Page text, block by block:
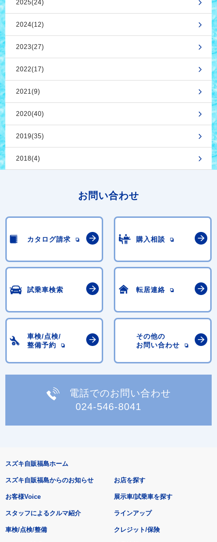
2025(24)
2024(12)
2023(27)
2022(17)
2021(9)
2020(40)
2019(35)
2018(4)
お問い合わせ
カタログ請求 購入相談
試乗車検索 転居連絡
車検/点検/
整備予約
その他の
お問い合わせ
電話でのお問い合わせ
024-546-8041
スズキ自販福島ホーム
スズキ自販福島からのお知らせ
お客様Voice
スタッフによるクルマ紹介
お店を探す
展示車/試乗車を探す
ラインアップ
車検/点検/整備 クレジット/保険